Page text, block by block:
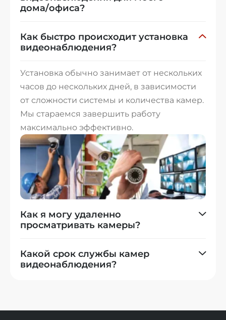
дома/офиса?
Как быстро происходит установка
видеонаблюдения?
Установка обычно занимает от нескольких
часов до нескольких дней, в зависимости
от сложности системы и количества камер.
Мы стараемся завершить работу
максимально эффективно.
Как я могу удаленно
просматривать камеры?
Какой срок службы камер
видеонаблюдения?